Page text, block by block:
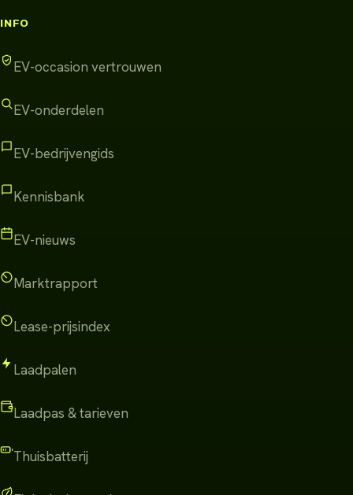
INFO
EV-occasion vertrouwen
EV-onderdelen
EV-bedrijvengids
Kennisbank
EV-nieuws
Marktrapport
Lease-prijsindex
Laadpalen
Laadpas & tarieven
Thuisbatterij